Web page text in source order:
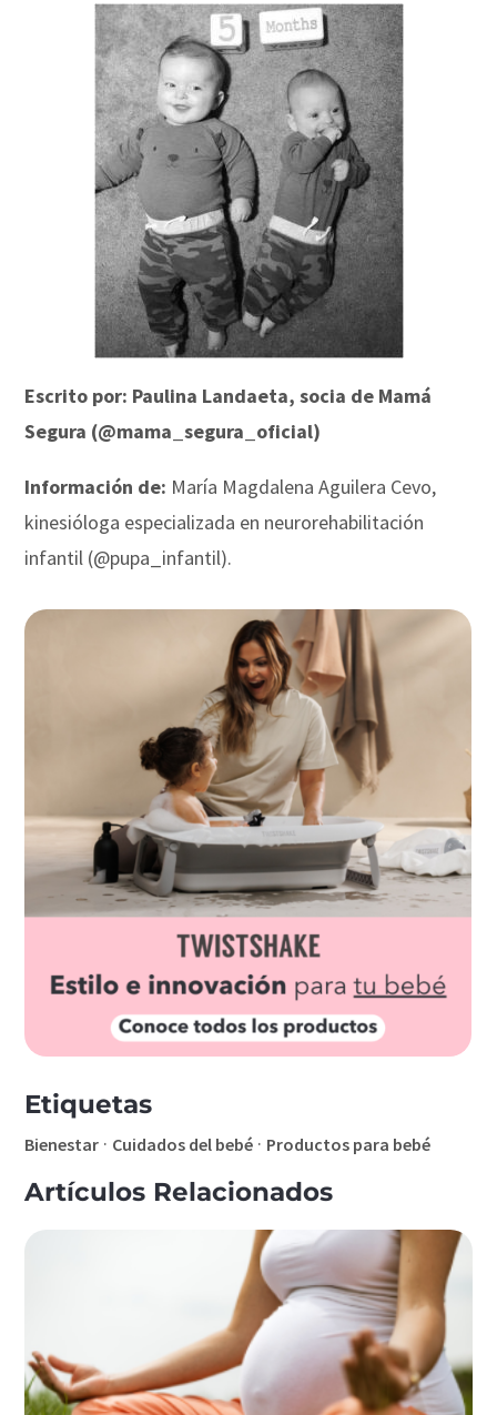
Escrito por: Paulina Landaeta, socia de Mamá
Segura (@mama_segura_oficial)
Información de: María Magdalena Aguilera Cevo,
kinesióloga especializada en neurorehabilitación
infantil (@pupa_infantil).
Etiquetas
Bienestar · Cuidados del bebé · Productos para bebé
Artículos Relacionados